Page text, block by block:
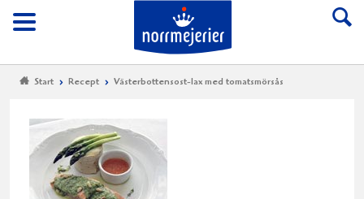
Meny
Till Norrmejerier
Start Recept Västerbottensost-lax med tomatsmörsås